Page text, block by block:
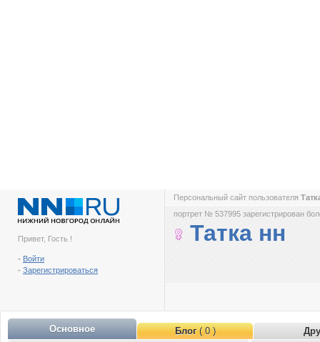
Привет, Гость !
- Войти
- Зарегистрироваться
Персональный сайт пользователя
портрет № 537995 зарегистрирован
Татка нн
Основное Блог( 0 )